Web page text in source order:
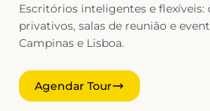
Escritórios inteligentes e
privativos, salas de reunião e
Campinas e Lisboa.
Agendar Tour